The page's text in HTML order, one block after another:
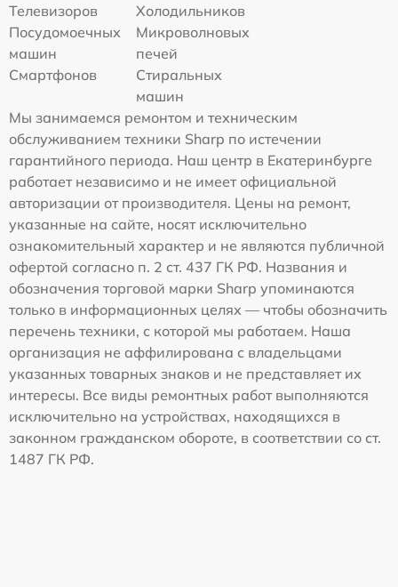
Телевизоров
Холодильников
Посудомоечных
машин
Микроволновых
печей
Смартфонов
Стиральных
машин
Мы занимаемся ремонтом и техническим
обслуживанием техники Sharp по истечении
гарантийного периода. Наш центр в Екатеринбурге
работает независимо и не имеет официальной
авторизации от производителя. Цены на ремонт,
указанные на сайте, носят исключительно
ознакомительный характер и не являются публичной
офертой согласно п. 2 ст. 437 ГК РФ. Названия и
обозначения торговой марки Sharp упоминаются
только в информационных целях — чтобы обозначить
перечень техники, с которой мы работаем. Наша
организация не аффилирована с владельцами
указанных товарных знаков и не представляет их
интересы. Все виды ремонтных работ выполняются
исключительно на устройствах, находящихся в
законном гражданском обороте, в соответствии со ст.
1487 ГК РФ.